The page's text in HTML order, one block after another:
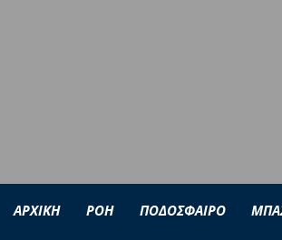
ΑΡΧΙΚΗ ΡΟΉ ΠΟΔΟΣΦΑΙΡΟ